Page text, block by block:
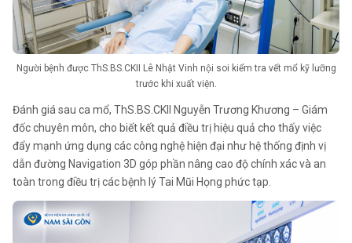
Người bệnh được ThS.BS.CKII Lê Nhật Vinh nội soi kiểm tra vết mổ kỹ lưỡng
trước khi xuất viện.
Đánh giá sau ca mổ, ThS.BS.CKII Nguyễn Trương Khương – Giám
đốc chuyên môn, cho biết kết quả điều trị hiệu quả cho thấy việc
đẩy mạnh ứng dụng các công nghệ hiện đại như hệ thống định vị
dẫn đường Navigation 3D góp phần nâng cao độ chính xác và an
toàn trong điều trị các bệnh lý Tai Mũi Họng phức tạp.